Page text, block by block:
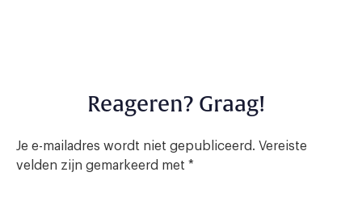
Reageren? Graag!
Je e-mailadres wordt niet gepubliceerd. Vereiste
velden zijn gemarkeerd met *